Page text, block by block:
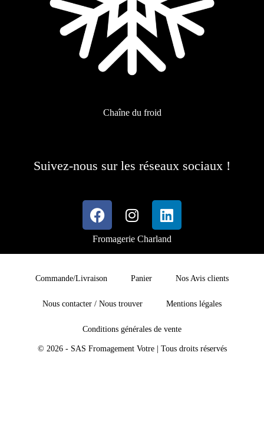
Chaîne du froid
Suivez-nous sur les réseaux sociaux !
Fromagerie Charland
Commande/Livraison Panier Nos Avis clients
Nous contacter / Nous trouver Mentions légales
Conditions générales de vente
© 2026 - SAS Fromagement Votre | Tous droits réservés